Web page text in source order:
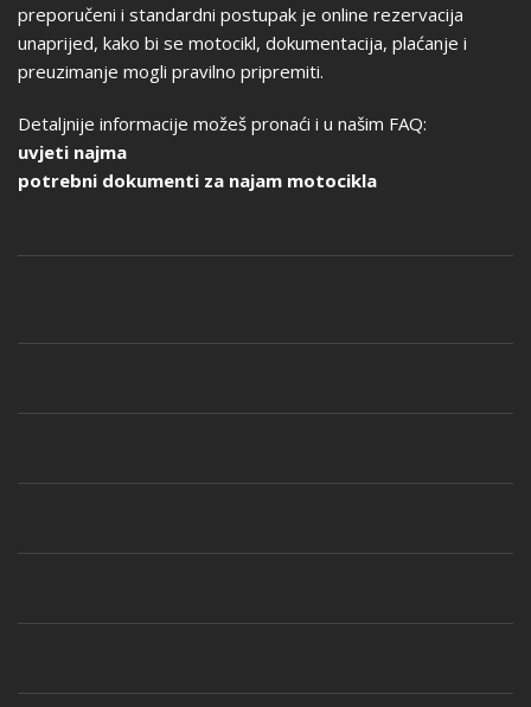
preporučeni i standardni postupak je online rezervacija
unaprijed, kako bi se motocikl, dokumentacija, plaćanje i
preuzimanje mogli pravilno pripremiti.
Detaljnije informacije možeš pronaći i u našim FAQ:
uvjeti najma
potrebni dokumenti za najam motocikla